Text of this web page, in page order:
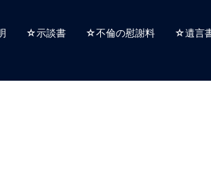
☆示談書 ☆不倫の慰謝料 ☆遺言